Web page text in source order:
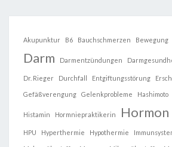
Akupunktur B6 Bauchschmerzen Bewegung
Darm Darmentzündungen
Dr. Rieger Durchfall Entgiftungsstörung
Gefäßverengung Gelenkprobleme Hashimoto
Histamin Hormniepraktikerin Hormon
HPU Hyperthermie Hypothermie